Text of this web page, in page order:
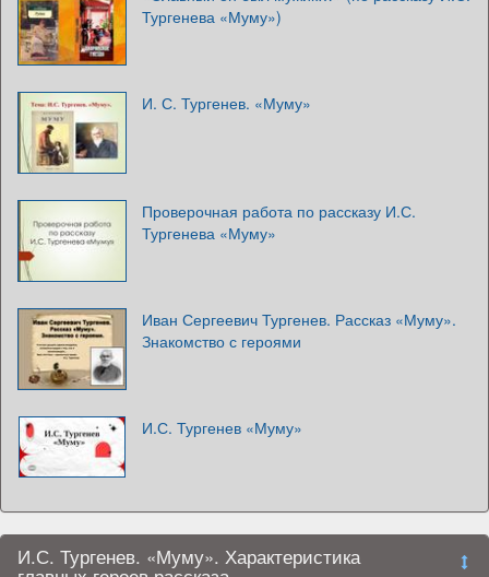
Тургенева «Муму»)
И. С. Тургенев. «Муму»
Проверочная работа по рассказу И.С.
Тургенева «Муму»
Иван Сергеевич Тургенев. Рассказ «Муму».
Знакомство с героями
И.С. Тургенев «Муму»
И.С. Тургенев. «Муму». Характеристика